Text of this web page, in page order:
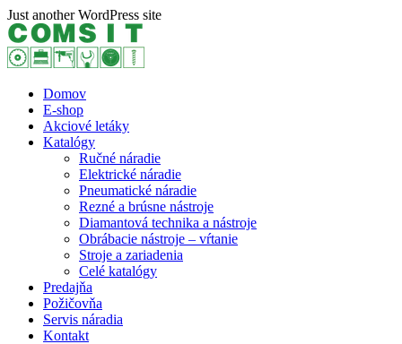
Skip
to
content
Just another WordPress site
Domov
E-shop
Akciové letáky
Katalógy
Ručné náradie
Elektrické náradie
Pneumatické náradie
Rezné a brúsne nástroje
Diamantová technika a nástroje
Obrábacie nástroje – vŕtanie
Stroje a zariadenia
Celé katalógy
Predajňa
Požičovňa
Servis náradia
Kontakt